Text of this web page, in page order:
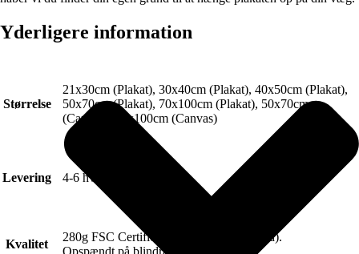
Yderligere information
Størrelse
21x30cm (Plakat), 30x40cm (Plakat), 40x50cm (Plakat),
50x70cm (Plakat), 70x100cm (Plakat), 50x70cm
(Canvas), 70x100cm (Canvas)
Levering 4-6 hverdage.
Kvalitet
280g FSC Certificeret Art canvas (Lærred).
Opspændt på blindramme.